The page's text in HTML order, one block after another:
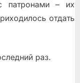
патронами – их
отдать
раз.